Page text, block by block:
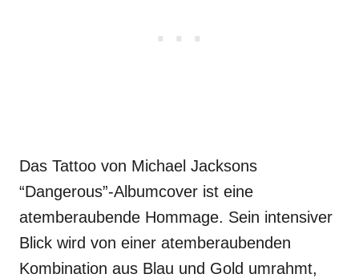
Das Tattoo von Michael Jacksons
“Dangerous”-Albumcover ist eine
atemberaubende Hommage. Sein intensiver
Blick wird von einer atemberaubenden
Kombination aus Blau und Gold umrahmt,